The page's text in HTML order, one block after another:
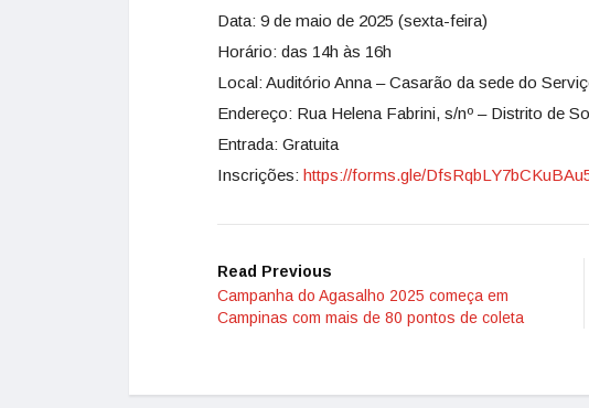
Data: 9 de maio de 2025 (sexta-feira)
Horário: das 14h às 16h
Local: Auditório Anna – Casarão da sede do
Endereço: Rua Helena Fabrini, s/nº – Distrito de
Entrada: Gratuita
Inscrições: https://forms.gle/
Read Previous
Campanha do Agasalho 2025 começa em
Campinas com mais de 80 pontos de coleta